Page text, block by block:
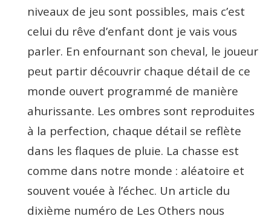
niveaux de jeu sont possibles, mais c’est
celui du rêve d’enfant dont je vais vous
parler. En enfournant son cheval, le joueur
peut partir découvrir chaque détail de ce
monde ouvert programmé de manière
ahurissante. Les ombres sont reproduites
à la perfection, chaque détail se reflète
dans les flaques de pluie. La chasse est
comme dans notre monde : aléatoire et
souvent vouée à l’échec. Un article du
dixième numéro de Les Others nous